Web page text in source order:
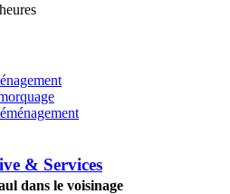
& Services
dans le voisinage